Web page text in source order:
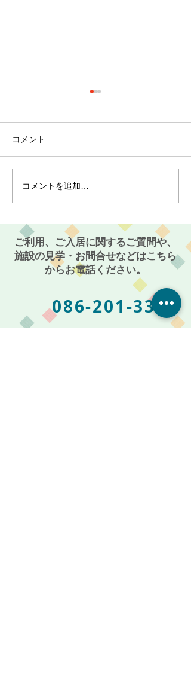
最近のブーム〜小規模多
機能ホーム麻姑の小町伊
コメント
コメントを追加…
ご利用、ご入居に関するご質問や、
施設の見学・お問合せなどはこちら
からお電話ください。
086-201-3335